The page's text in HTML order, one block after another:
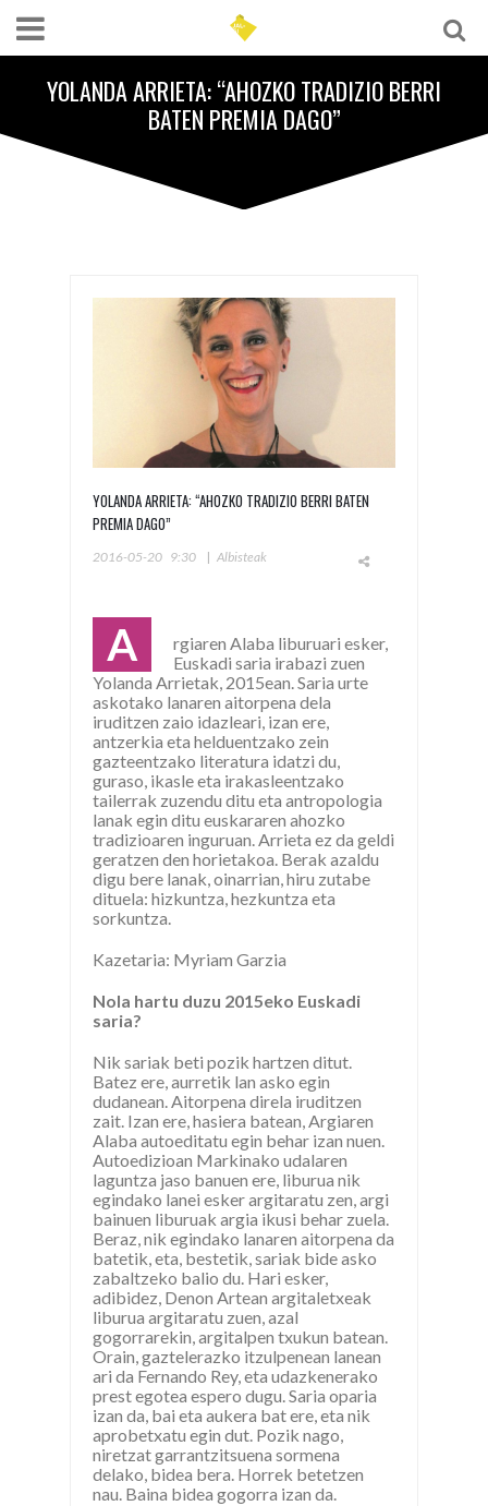
YOLANDA ARRIETA: “AHOZKO TRADIZIO BERRI
BATEN PREMIA DAGO”
YOLANDA ARRIETA: “AHOZKO TRADIZIO BERRI BATEN
PREMIA DAGO”
2016-05-20 9:30 | Albisteak
A
rgiaren Alaba liburuari esker,
Euskadi saria irabazi zuen
Yolanda Arrietak, 2015ean. Saria urte
askotako lanaren aitorpena dela
iruditzen zaio idazleari, izan ere,
antzerkia eta helduentzako zein
gazteentzako literatura idatzi du,
guraso, ikasle eta irakasleentzako
tailerrak zuzendu ditu eta antropologia
lanak egin ditu euskararen ahozko
tradizioaren inguruan. Arrieta ez da geldi
geratzen den horietakoa. Berak azaldu
digu bere lanak, oinarrian, hiru zutabe
dituela: hizkuntza, hezkuntza eta
sorkuntza.
Kazetaria: Myriam Garzia
Nola hartu duzu 2015eko Euskadi
saria?
Nik sariak beti pozik hartzen ditut.
Batez ere, aurretik lan asko egin
dudanean. Aitorpena direla iruditzen
zait. Izan ere, hasiera batean, Argiaren
Alaba autoeditatu egin behar izan nuen.
Autoedizioan Markinako udalaren
laguntza jaso banuen ere, liburua nik
egindako lanei esker argitaratu zen, argi
bainuen liburuak argia ikusi behar zuela.
Beraz, nik egindako lanaren aitorpena da
batetik, eta, bestetik, sariak bide asko
zabaltzeko balio du. Hari esker,
adibidez, Denon Artean argitaletxeak
liburua argitaratu zuen, azal
gogorrarekin, argitalpen txukun batean.
Orain, gaztelerazko itzulpenean lanean
ari da Fernando Rey, eta udazkenerako
prest egotea espero dugu. Saria oparia
izan da, bai eta aukera bat ere, eta nik
aprobetxatu egin dut. Pozik nago,
niretzat garrantzitsuena sormena
delako, bidea bera. Horrek betetzen
nau. Baina bidea gogorra izan da.